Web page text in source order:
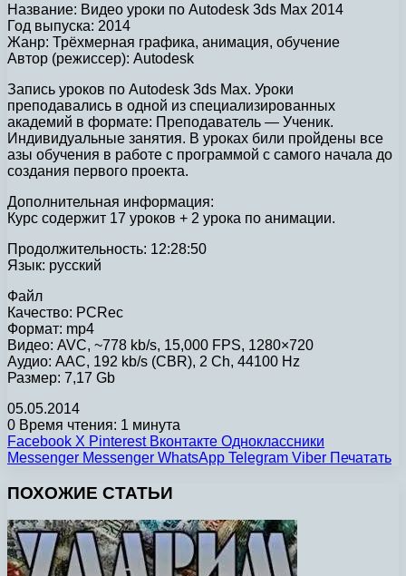
Название: Видео уроки по Autodesk 3ds Max 2014
Год выпуска: 2014
Жанр: Трёхмерная графика, анимация, обучение
Автор (режиссер): Autodesk
Запись уроков по Autodesk 3ds Max. Уроки
преподавались в одной из специализированных
академий в формате: Преподаватель — Ученик.
Индивидуальные занятия. В уроках били пройдены все
азы обучения в работе с программой с самого начала до
создания первого проекта.
Дополнительная информация:
Курс содержит 17 уроков + 2 урока по анимации.
Продолжительность: 12:28:50
Язык: русский
Файл
Качество: PCRec
Формат: mp4
Видео: AVC, ~778 kb/s, 15,000 FPS, 1280×720
Аудио: AAC, 192 kb/s (CBR), 2 Ch, 44100 Hz
Размер: 7,17 Gb
05.05.2014
0 Время чтения: 1 минута
Facebook X Pinterest Вконтакте Одноклассники
Messenger Messenger WhatsApp Telegram Viber Печатать
ПОХОЖИЕ СТАТЬИ